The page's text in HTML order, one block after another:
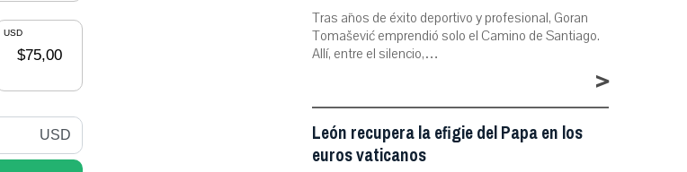
Tras años de éxito deportivo y profesional, Goran
Tomašević emprendió solo el Camino de Santiago.
Allí, entre el silencio,…
>
León recupera la efigie del Papa en los
euros vaticanos